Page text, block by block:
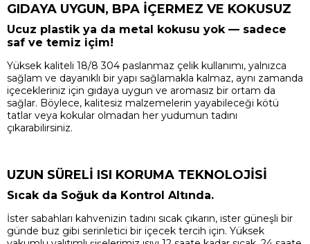
GIDAYA UYGUN, BPA İÇERMEZ VE KOKUSUZ
Ucuz plastik ya da metal kokusu yok — sadece
saf ve temiz içim!
Yüksek kaliteli 18/8 304 paslanmaz çelik kullanımı, yalnızca
sağlam ve dayanıklı bir yapı sağlamakla kalmaz, aynı zamanda
içecekleriniz için gıdaya uygun ve aromasız bir ortam da
sağlar. Böylece, kalitesiz malzemelerin yayabileceği kötü
tatlar veya kokular olmadan her yudumun tadını
çıkarabilirsiniz.
UZUN SÜRELİ ISI KORUMA TEKNOLOJİSİ
Sıcak da Soğuk da Kontrol Altında.
İster sabahları kahvenizin tadını sıcak çıkarın, ister güneşli bir
günde buz gibi serinletici bir içecek tercih için. Yüksek